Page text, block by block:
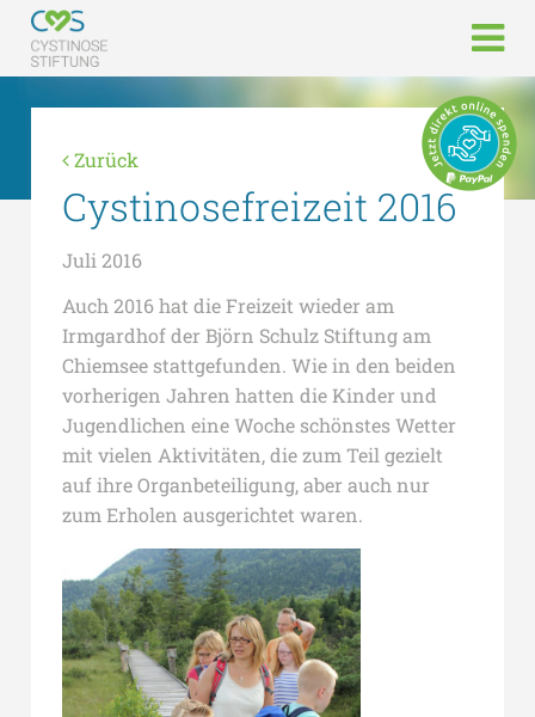
Zurück
Cystinosefreizeit 2016
Juli 2016
Auch 2016 hat die Freizeit wieder am
Irmgardhof der Björn Schulz Stiftung am
Chiemsee stattgefunden. Wie in den beiden
vorherigen Jahren hatten die Kinder und
Jugendlichen eine Woche schönstes Wetter
mit vielen Aktivitäten, die zum Teil gezielt
auf ihre Organbeteiligung, aber auch nur
zum Erholen ausgerichtet waren.